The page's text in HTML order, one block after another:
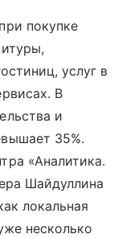
покупке
услуг в
В
и
35%.
«Аналитика.
Шайдуллина
локальная
несколько